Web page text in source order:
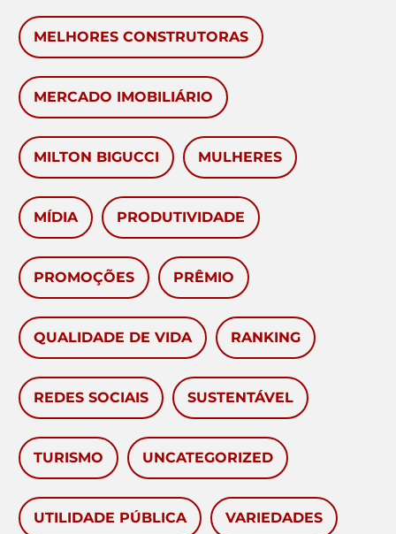
MELHORES CONSTRUTORAS
MERCADO IMOBILIÁRIO
MILTON BIGUCCI MULHERES
MÍDIA PRODUTIVIDADE
PROMOÇÕES PRÊMIO
QUALIDADE DE VIDA RANKING
REDES SOCIAIS SUSTENTÁVEL
TURISMO UNCATEGORIZED
UTILIDADE PÚBLICA VARIEDADES